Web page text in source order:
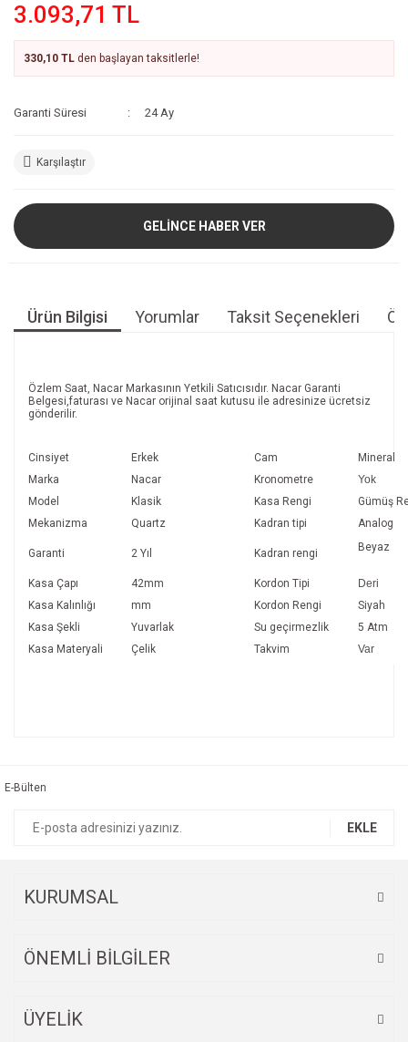
3.093,71 TL
330,10 TL den başlayan taksitlerle!
Garanti Süresi 24 Ay
Karşılaştır
GELİNCE HABER VER
Ürün Bilgisi Yorumlar Taksit Seçenekleri
Özlem Saat, Nacar Markasının Yetkili Satıcısıdır. Nacar Garanti
Belgesi,faturası ve Nacar orijinal saat kutusu ile adresinize ücretsiz
gönderilir.
Cinsiyet Erkek Cam
Mineral
Marka
Nacar Kronometre
Yok
Model
Klasik Kasa Rengi
Gümüş
Mekanizma
Quartz Kadran tipi Analog
Garanti 2 Yıl Kadran rengi Beyaz
Kasa Çapı 42mm Kordon Tipi
Deri
Kasa Kalınlığı
mm Kordon Rengi
Siyah
Kasa Şekli
Yuvarlak Su geçirmezlik
5 Atm
Kasa Materyali
Çelik Takvim Var
Ürün fiyatı diğer sitelerden daha pahalı.
E-Bülten
EKLE
KURUMSAL
ÖNEMLİ BİLGİLER
ÜYELİK